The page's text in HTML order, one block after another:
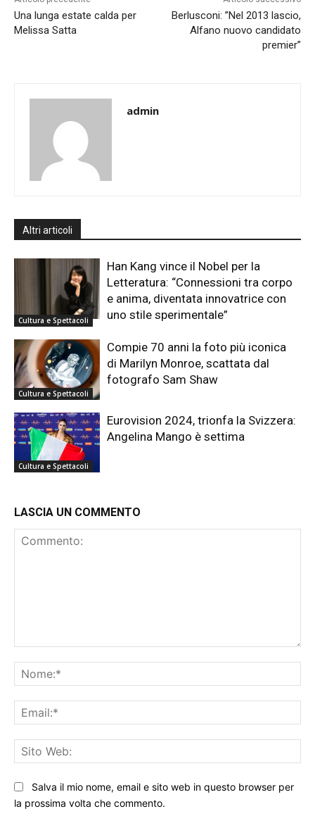
Una lunga estate calda per
Melissa Satta
Berlusconi: ”Nel 2013 lascio,
Alfano nuovo candidato
premier”
admin
Altri articoli
Cultura e Spettacoli
Han Kang vince il Nobel per la
Letteratura: “Connessioni tra corpo
e anima, diventata innovatrice con
uno stile sperimentale”
Cultura e Spettacoli
Compie 70 anni la foto più iconica
di Marilyn Monroe, scattata dal
fotografo Sam Shaw
Cultura e Spettacoli
Eurovision 2024, trionfa la Svizzera:
Angelina Mango è settima
LASCIA UN COMMENTO
Salva il mio nome, email e sito web in questo browser per
la prossima volta che commento.